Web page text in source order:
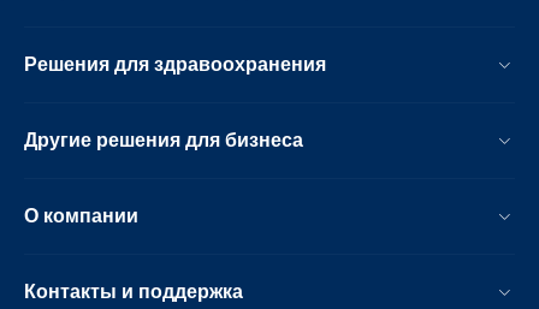
Решения для здравоохранения
Другие решения для бизнеса
О компании
Контакты и поддержка